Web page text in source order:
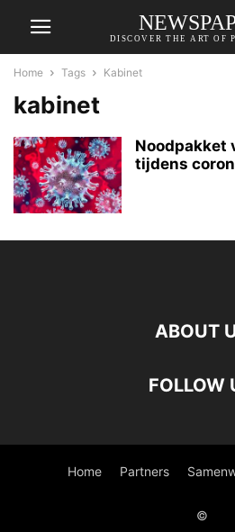
DISCOVER THE ART OF
Home Tags Kabinet
kabinet
Noodpakket
tijdens
ABOUT
FOLLOW
Home Partners
©